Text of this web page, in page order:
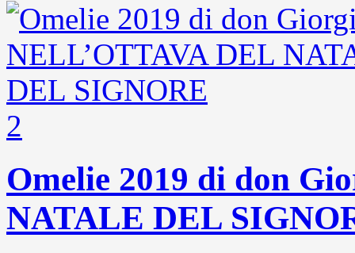
2
Omelie 2019 di don
NATALE DEL